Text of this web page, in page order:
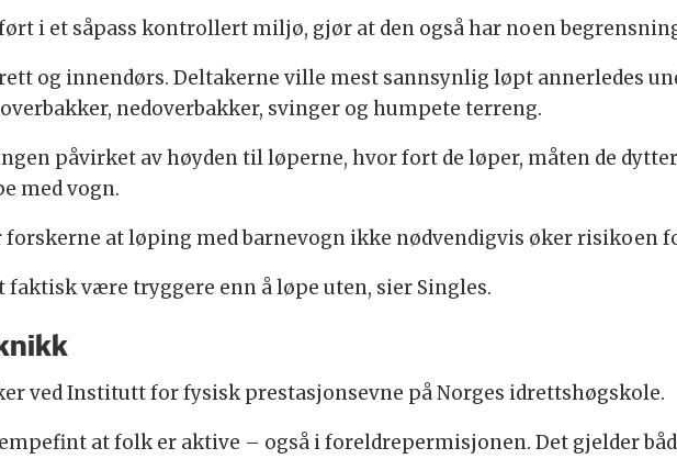
i et såpass kontrollert miljø, gjør at den også har noen
rett og innendørs. Deltakerne ville mest sannsynlig løpt annerledes
nedoverbakker, svinger og humpete terreng.
påvirket av høyden til løperne, hvor fort de løper, måten de
med vogn.
at løping med barnevogn ikke nødvendigvis øker risikoen
faktisk være tryggere enn å løpe uten, sier Singles.
ved Institutt for fysisk prestasjonsevne på Norges idrettshøgskole.
at folk er aktive – også i foreldrepermisjonen. Det gjelder